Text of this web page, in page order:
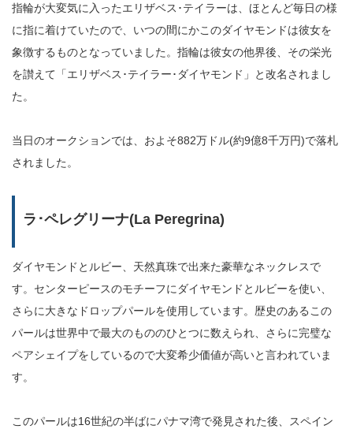
指輪が大変気に入ったエリザベス･テイラーは、ほとんど毎日の様
に指に着けていたので、いつの間にかこのダイヤモンドは彼女を
象徴するものとなっていました。指輪は彼女の他界後、その栄光
を讃えて「エリザベス･テイラー･ダイヤモンド」と改名されまし
た。
当日のオークションでは、およそ882万ドル(約9億8千万円)で落札
されました。
ラ･ペレグリーナ(La Peregrina)
ダイヤモンドとルビー、天然真珠で出来た豪華なネックレスで
す。センターピースのモチーフにダイヤモンドとルビーを使い、
さらに大きなドロップパールを使用しています。歴史のあるこの
パールは世界中で最大のもののひとつに数えられ、さらに完璧な
ペアシェイプをしているので大変希少価値が高いと言われていま
す。
このパールは16世紀の半ばにパナマ湾で発見された後、スペイン